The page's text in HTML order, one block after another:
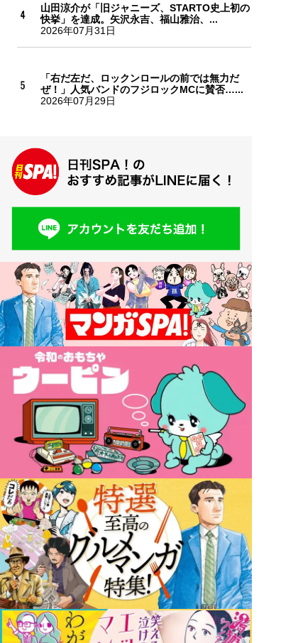
山田涼介が「旧ジャニーズ、STARTO史上初の
快挙」を達成。矢沢永吉、福山雅治、...
2026年07月31日
「右だ左だ、ロックンロールの前では無力だ
ぜ！」人気バンドのフジロックMCに賛否…...
2026年07月29日